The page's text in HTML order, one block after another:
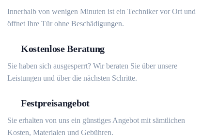
Innerhalb von wenigen Minuten ist ein Techniker vor Ort und
öffnet Ihre Tür ohne Beschädigungen.
Kostenlose Beratung
Sie haben sich ausgesperrt? Wir beraten Sie über unsere
Leistungen und über die nächsten Schritte.
Festpreisangebot
Sie erhalten von uns ein günstiges Angebot mit sämtlichen
Kosten, Materialen und Gebühren.